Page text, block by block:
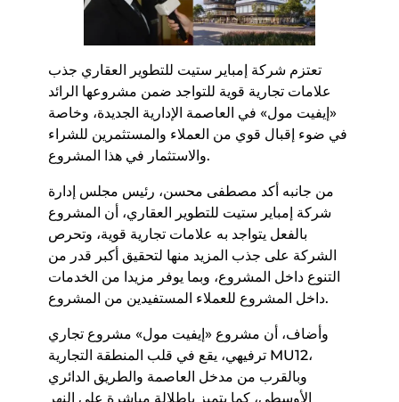
تعتزم شركة إمباير ستيت للتطوير العقاري جذب
علامات تجارية قوية للتواجد ضمن مشروعها الرائد
«إيفيت مول» في العاصمة الإدارية الجديدة، وخاصة
في ضوء إقبال قوي من العملاء والمستثمرين للشراء
والاستثمار في هذا المشروع.
من جانبه أكد مصطفى محسن، رئيس مجلس إدارة
شركة إمباير ستيت للتطوير العقاري، أن المشروع
بالفعل يتواجد به علامات تجارية قوية، وتحرص
الشركة على جذب المزيد منها لتحقيق أكبر قدر من
التنوع داخل المشروع، وبما يوفر مزيدا من الخدمات
داخل المشروع للعملاء المستفيدين من المشروع.
وأضاف، أن مشروع «إيفيت مول» مشروع تجاري
ترفيهي، يقع في قلب المنطقة التجارية MU12،
وبالقرب من مدخل العاصمة والطريق الدائري
الأوسطي، كما يتميز بإطلالة مباشرة على النهر